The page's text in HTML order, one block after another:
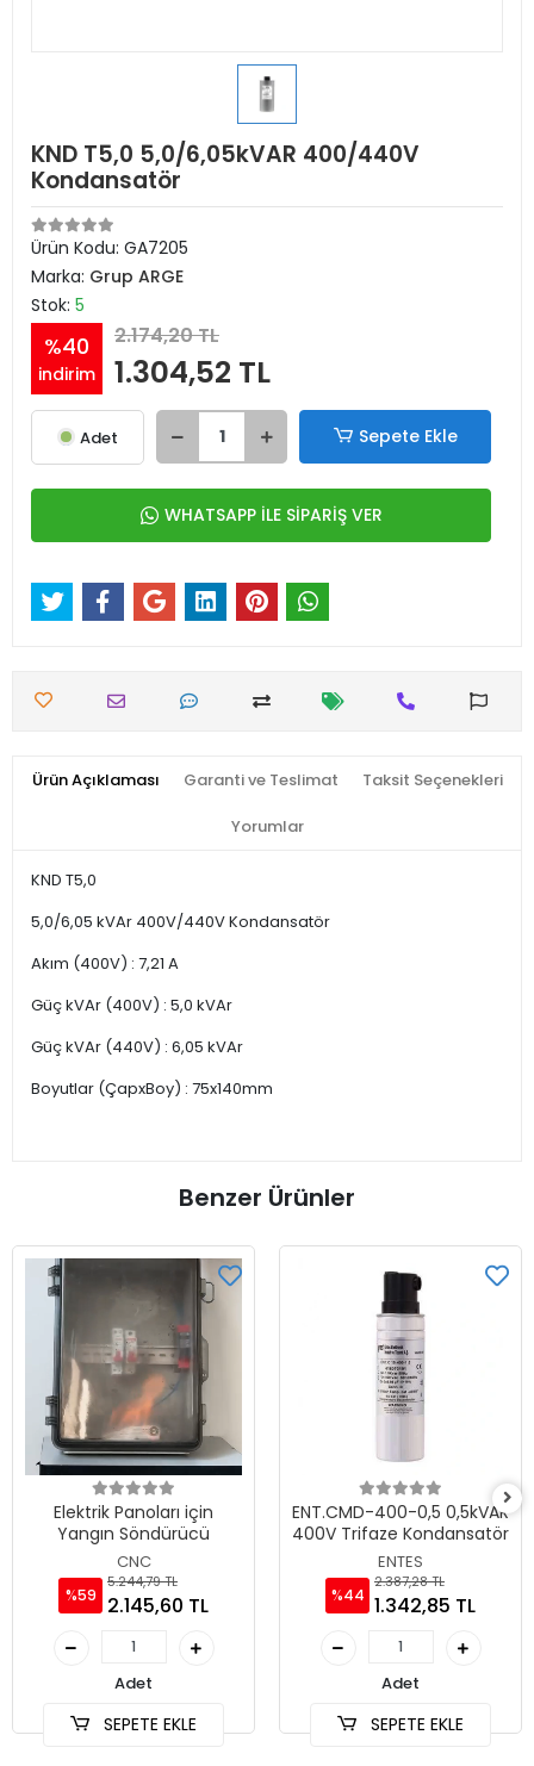
KND T5,0 5,0/6,05kVAR 400/440V
Kondansatör
Ürün Kodu: GA7205
Marka: Grup ARGE
Stok: 5
%40
indirim
2.174,20 TL
1.304,52 TL
Adet Sepete Ekle
WHATSAPP İLE SİPARİŞ VER
Ürün Açıklaması Garanti ve Teslimat Taksit Seçenekleri
Yorumlar
KND T5,0
5,0/6,05 kVAr 400V/440V Kondansatör
Akım (400V) : 7,21 A
Güç kVAr (400V) : 5,0 kVAr
Güç kVAr (440V) : 6,05 kVAr
Boyutlar (ÇapxBoy) : 75x140mm
Benzer Ürünler
Elektrik Panoları için
Yangın Söndürücü
CNC
%59
5.244,79 TL
2.145,60 TL
Adet
SEPETE EKLE
ENT.CMD-400-0,5 0,5kVAR
400V Trifaze Kondansatör
ENTES
%44
2.387,28 TL
1.342,85 TL
Adet
SEPETE EKLE